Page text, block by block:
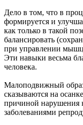
Дело в том, что в
формируется и
как только в такой
балансировать
при управлении
Эти навыки весьма
человека.
Малоподвижный
сказываются на
причиной нарушения
заболеваниями